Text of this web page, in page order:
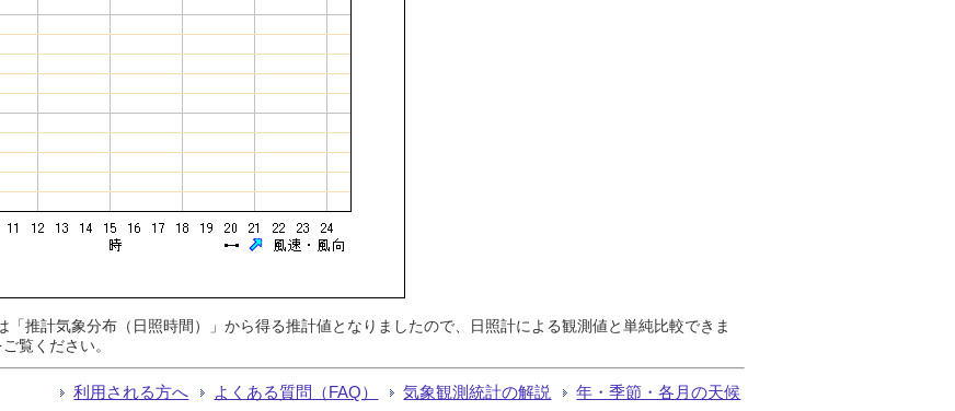
推計気象分布（日照時間）」から得る推計値となりましたので、日照計による観測値と単純比較できま
ご覧ください。
利用される方へ よくある質問（FAQ） 気象観測統計の解説 年・季節・各月の天候